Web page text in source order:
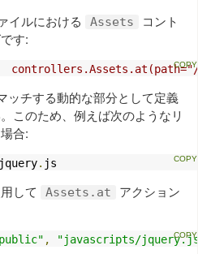
イルにおける Assets
コント
す:
ッチする動的な部分として定義
このため、例えば次のようなリ
合:
jquery. js
して Assets.at
アクション
, "javascripts/